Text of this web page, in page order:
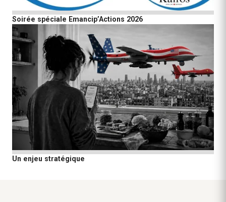
Soirée spéciale Emancip’Actions 2026
Un enjeu stratégique